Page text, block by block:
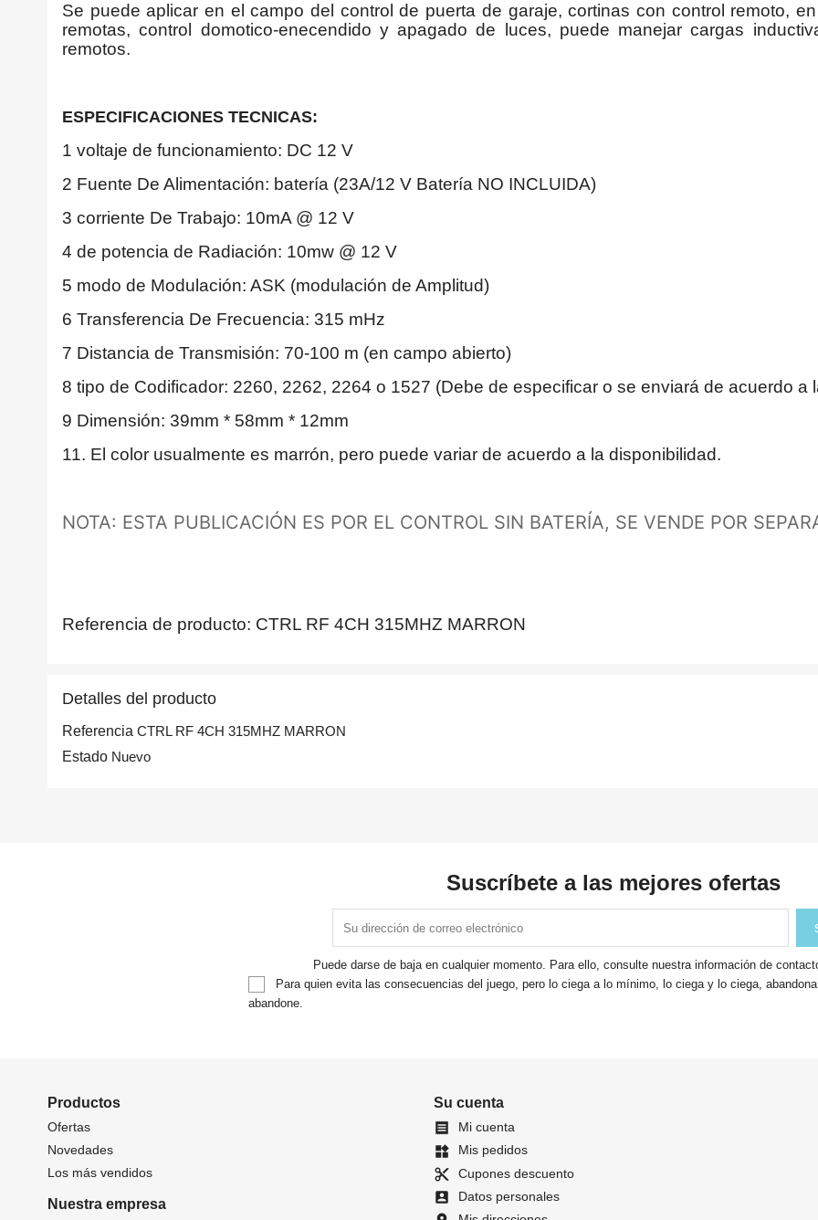
Se puede aplicar en el campo del control de puerta de garaje, cortinas con control remoto,
remotas, control domotico-enecendido y apagado de luces, puede manejar cargas
remotos.
ESPECIFICACIONES TECNICAS:
1 voltaje de funcionamiento: DC 12 V
2 Fuente De Alimentación: batería (23A/12 V Batería NO INCLUIDA)
3 corriente De Trabajo: 10mA @ 12 V
4 de potencia de Radiación: 10mw @ 12 V
5 modo de Modulación: ASK (modulación de Amplitud)
6 Transferencia De Frecuencia: 315 mHz
7 Distancia de Transmisión: 70-100 m (en campo abierto)
8 tipo de Codificador: 2260, 2262, 2264 o 1527 (Debe de especificar o se enviará de acuerdo a
9 Dimensión: 39mm * 58mm * 12mm
11. El color usualmente es marrón, pero puede variar de acuerdo a la disponibilidad.
NOTA: ESTA PUBLICACIÓN ES POR EL CONTROL SIN BATERÍA, SE VENDE POR
Referencia de producto: CTRL RF 4CH 315MHZ MARRON
Detalles del producto
Referencia CTRL RF 4CH 315MHZ MARRON
Estado Nuevo
Suscríbete a las mejores ofertas
Puede darse de baja en cualquier momento. Para ello, consulte nuestra información de
Para quien evita las consecuencias del juego, pero lo ciega a lo mínimo, lo ciega y lo ciega,
abandone.
Productos
Ofertas
Novedades
Los más vendidos
Nuestra empresa
Su cuenta
 Mi cuenta
widgets Mis pedidos
content_cut Cupones descuento
account_box Datos personales